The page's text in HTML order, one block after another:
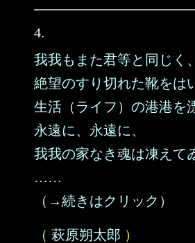
4.
我我もまた君等と同じく、
絶望のすり切れた靴をは
生活（ライフ）の港港を
永遠に、永遠に、
我我の家なき魂は凍えて
……
（→続きはクリック）
（ 萩原朔太郎 ）